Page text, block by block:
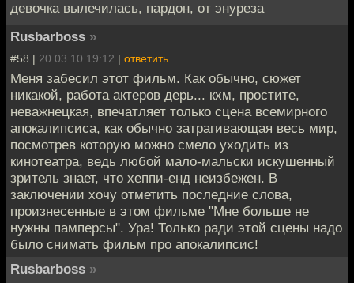
девочка вылечилась, пардон, от энуреза
Rusbarboss »
#58 | 20.03.10 19:12 | ответить
Меня забесил этот фильм. Как обычно, сюжет
никакой, работа актеров дерь... кхм, простите,
неважнецкая, впечатляет только сцена всемирного
апокалипсиса, как обычно затрагивающая весь мир,
посмотрев которую можно смело уходить из
кинотеатра, ведь любой мало-мальски искушенный
зритель знает, что хеппи-енд неизбежен. В
заключении хочу отметить последние слова,
произнесенные в этом фильме "Мне больше не
нужны памперсы". Ура! Только ради этой сцены надо
было снимать фильм про апокалипсис!
Rusbarboss »